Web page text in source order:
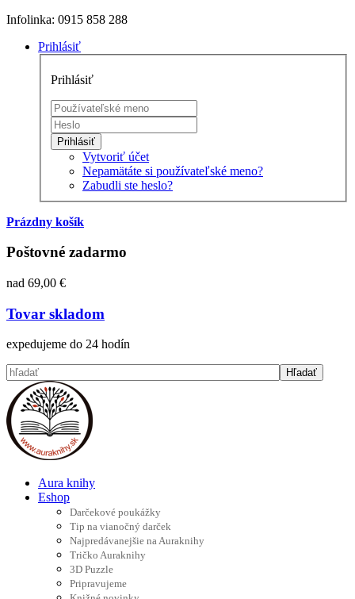
Infolinka: 0915 858 288
Prihlásiť
Prihlásiť
Prihlásiť
Vytvoriť účet
Nepamätáte si používateľské meno?
Zabudli ste heslo?
Prázdny košík
Poštovné zadarmo
nad 69,00 €
Tovar skladom
expedujeme do 24 hodín
Aura knihy
Eshop
Darčekové poukážky
Tip na vianočný darček
Najpredávanejšie na Auraknihy
Tričko Auraknihy
3D Puzzle
Pripravujeme